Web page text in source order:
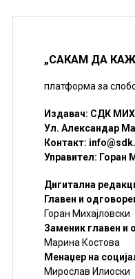
„САКАМ ДА
платформа за
Издавач: СДК
Ул. Александар
Контакт:
Управител: Горан
Дигитална
Главен и
Горан Михајловски
Заменик главен и
Марина Костова
Менаџер на
Мирослав Илиоски